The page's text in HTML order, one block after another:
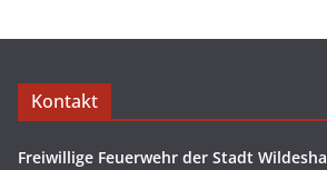
Kontakt
Freiwillige Feuerwehr der Stadt